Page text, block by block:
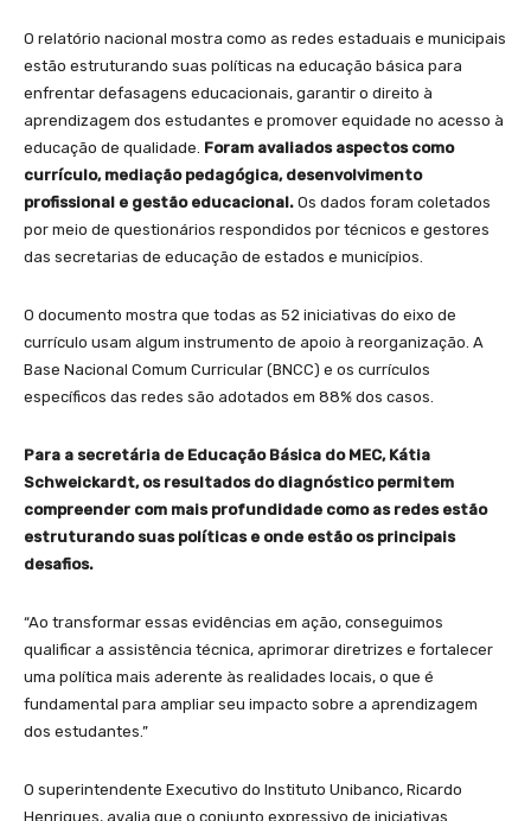
O relatório nacional mostra como as redes estaduais e municipais
estão estruturando suas políticas na educação básica para
enfrentar defasagens educacionais, garantir o direito à
aprendizagem dos estudantes e promover equidade no acesso à
educação de qualidade. Foram avaliados aspectos como
currículo, mediação pedagógica, desenvolvimento
profissional e gestão educacional. Os dados foram coletados
por meio de questionários respondidos por técnicos e gestores
das secretarias de educação de estados e municípios.
O documento mostra que todas as 52 iniciativas do eixo de
currículo usam algum instrumento de apoio à reorganização. A
Base Nacional Comum Curricular (BNCC) e os currículos
específicos das redes são adotados em 88% dos casos.
Para a secretária de Educação Básica do MEC, Kátia
Schweickardt, os resultados do diagnóstico permitem
compreender com mais profundidade como as redes estão
estruturando suas políticas e onde estão os principais
desafios.
“Ao transformar essas evidências em ação, conseguimos
qualificar a assistência técnica, aprimorar diretrizes e fortalecer
uma política mais aderente às realidades locais, o que é
fundamental para ampliar seu impacto sobre a aprendizagem
dos estudantes.”
O superintendente Executivo do Instituto Unibanco, Ricardo
Henriques, avalia que o conjunto expressivo de iniciativas